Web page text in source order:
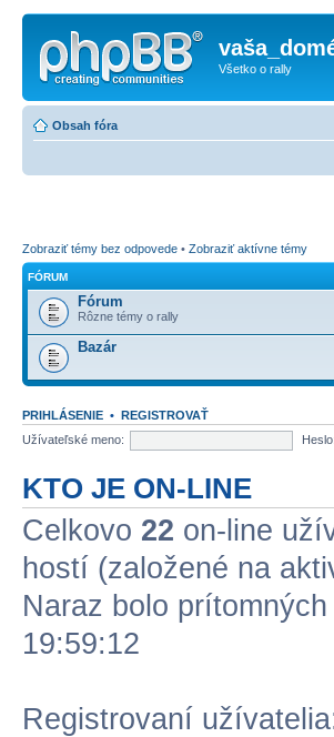
Všetko o rally
Obsah fóra
Zobraziť témy bez odpovede • Zobraziť aktívne témy
FÓRUM
Fórum
Rôzne témy o rally
Bazár
PRIHLÁSENIE • REGISTROVAŤ
Užívateľské meno:
Heslo:
KTO JE ON-LINE
Celkovo 22 on-line
hostí (založené na
Naraz bolo
19:59:12
Registrovaní